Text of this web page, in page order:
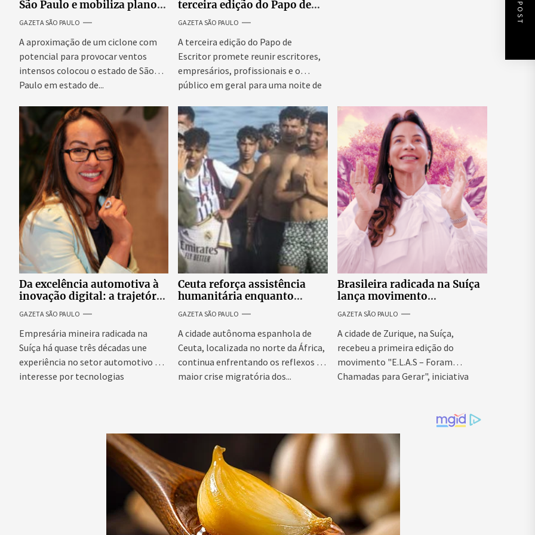
São Paulo e mobiliza plano
emergencial para evitar
impactos no fornecimento
de energia
GAZETA SÃO PAULO
A aproximação de um ciclone com
potencial para provocar ventos
intensos colocou o estado de São
Paulo em estado de...
terceira edição do Papo de
Escritor, podcast ao vivo que
reúne especialistas para
discutir saúde mental e
prosperidade.
GAZETA SÃO PAULO
A terceira edição do Papo de
Escritor promete reunir escritores,
empresários, profissionais e o
público em geral para uma noite de
Da excelência automotiva à
inovação digital: a trajetória
internacional da empresária
Adriene Silva
GAZETA SÃO PAULO
Empresária mineira radicada na
Suíça há quase três décadas une
experiência no setor automotivo e
interesse por tecnologias
Ceuta reforça assistência
humanitária enquanto
Espanha busca evitar nova
onda migratória
GAZETA SÃO PAULO
A cidade autônoma espanhola de
Ceuta, localizada no norte da África,
continua enfrentando os reflexos da
maior crise migratória dos...
Brasileira radicada na Suíça
lança movimento
internacional voltado ao
fortalecimento da identidade
feminina
GAZETA SÃO PAULO
A cidade de Zurique, na Suíça,
recebeu a primeira edição do
movimento "E.L.A.S – Foram
Chamadas para Gerar", iniciativa